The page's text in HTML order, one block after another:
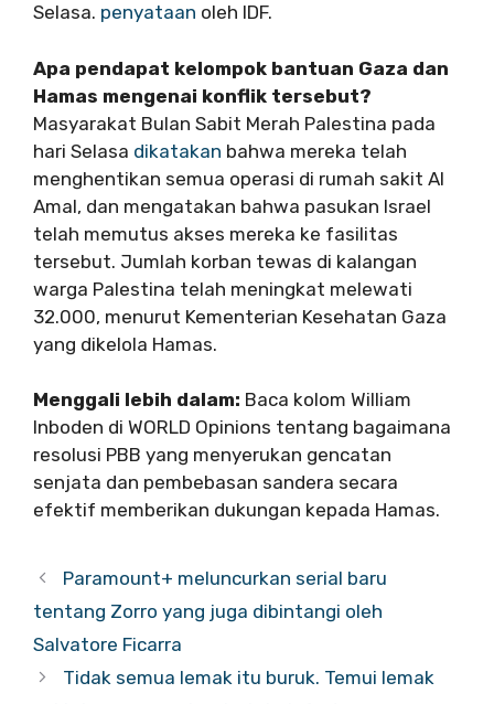
Selasa. penyataan oleh IDF.
Apa pendapat kelompok bantuan Gaza dan
Hamas mengenai konflik tersebut?
Masyarakat Bulan Sabit Merah Palestina pada
hari Selasa dikatakan bahwa mereka telah
menghentikan semua operasi di rumah sakit Al
Amal, dan mengatakan bahwa pasukan Israel
telah memutus akses mereka ke fasilitas
tersebut. Jumlah korban tewas di kalangan
warga Palestina telah meningkat melewati
32.000, menurut Kementerian Kesehatan Gaza
yang dikelola Hamas.
Menggali lebih dalam: Baca kolom William
Inboden di WORLD Opinions tentang bagaimana
resolusi PBB yang menyerukan gencatan
senjata dan pembebasan sandera secara
efektif memberikan dukungan kepada Hamas.
Paramount+ meluncurkan serial baru
tentang Zorro yang juga dibintangi oleh
Salvatore Ficarra
Tidak semua lemak itu buruk. Temui lemak